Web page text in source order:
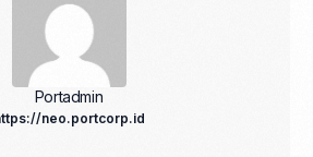
Portadmin
neo.portcorp.id